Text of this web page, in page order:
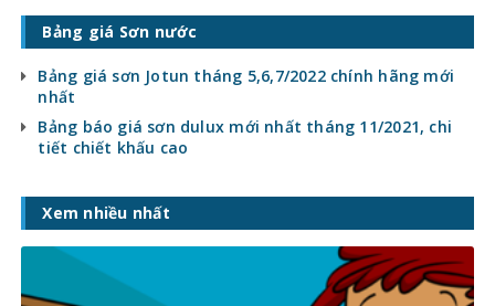
Bảng giá Sơn nước
Bảng giá sơn Jotun tháng 5,6,7/2022 chính hãng mới
nhất
Bảng báo giá sơn dulux mới nhất tháng 11/2021, chi
tiết chiết khấu cao
Xem nhiều nhất